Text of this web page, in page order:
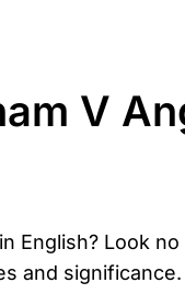
V
English? Look
and